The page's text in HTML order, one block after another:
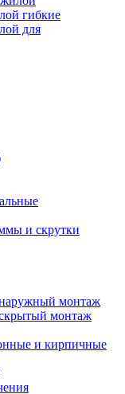
гибкие
для
и скрутки
монтаж
монтаж
и кирпичные